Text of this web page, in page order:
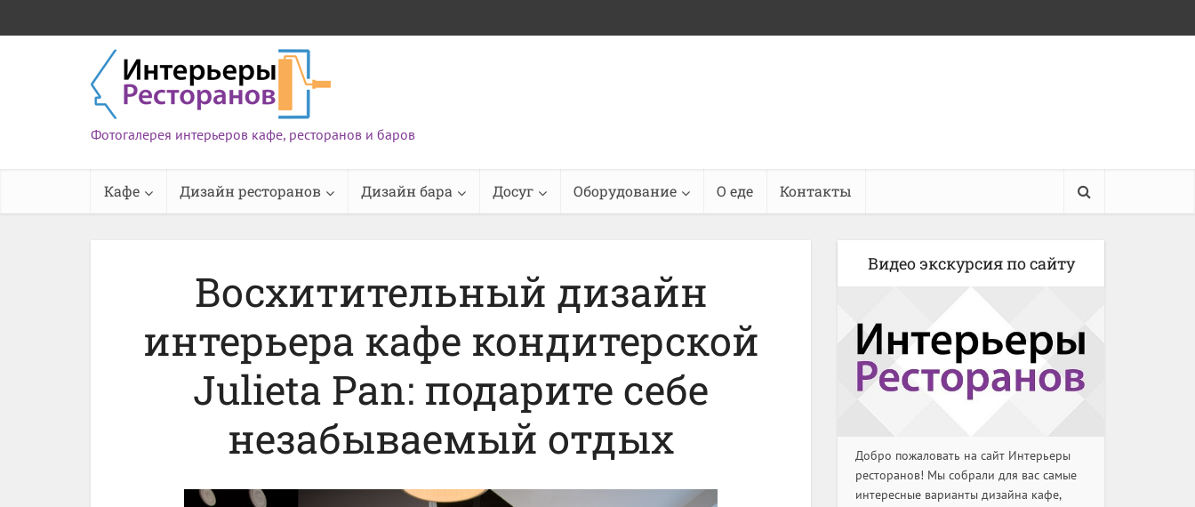
Фотогалерея интерьеров кафе, ресторанов и баров
Кафе Дизайн ресторанов Дизайн бара Досуг Оборудование О еде Контакты
Восхитительный дизайн
интерьера кафе кондитерской
Julieta Pan: подарите себе
незабываемый отдых
Видео экскурсия по сайту
Добро пожаловать на сайт Интерьеры
ресторанов! Мы собрали для вас самые
интересные варианты дизайна кафе,